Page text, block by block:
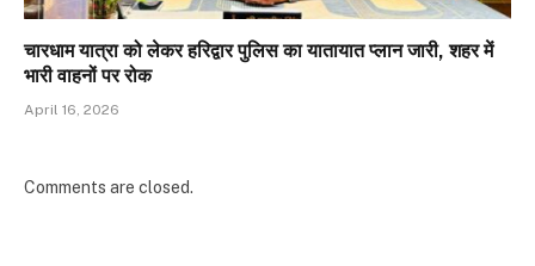
चारधाम यात्रा को लेकर हरिद्वार पुलिस का यातायात प्लान जारी, शहर में
भारी वाहनों पर रोक
April 16, 2026
Comments are closed.